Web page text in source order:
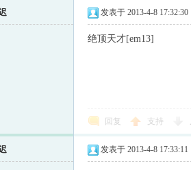
发表于 2013-4-8 17:32:30
绝顶天才[em13]
回复 支持
发表于 2013-4-8 17:33:11